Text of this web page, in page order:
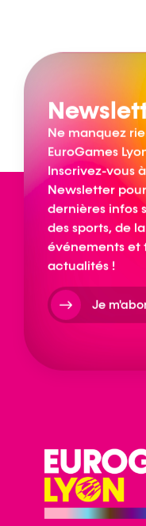
Ne manquez
EuroGames
Inscrivez-vous
Newsletter
dernières infos
des sports, de
événements et
actualités !
Je